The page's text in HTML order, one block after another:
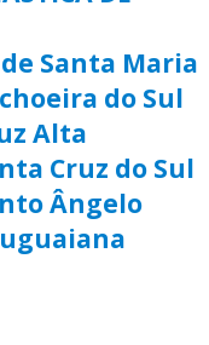
Santa Maria
do Sul
Alta
Cruz do Sul
Ângelo